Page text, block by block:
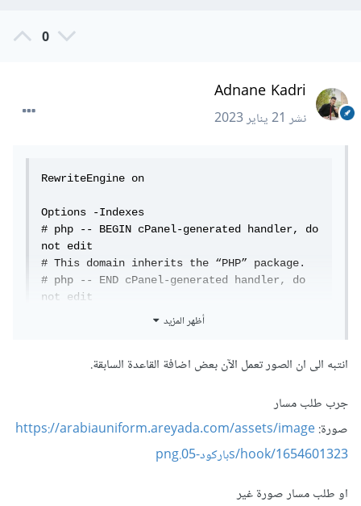
0
Adnane Kadri
نشر21 يناير 2023
RewriteEngine on
Options -Indexes
# php -- BEGIN cPanel-generated handler, do
not edit
# This domain inherits the “PHP” package.
# php -- END cPanel-generated handler, do
not edit
RewriteCond %{HTTP_HOST}
"https\:\/\/arabiauniform\.areyada\.com\/"
RewriteRule ^([^/]*)$ /index.php?path=$1
أظهر المزيد
انتبه الى ان الصور تعمل الآن بعض اضافة القاعدة السابقة.
جرب طلب مسار
صورة:https://arabiauniform.areyada.com/assets/image
s/hook/1654601323باركود-05.png
او طلب مسار صورة غير